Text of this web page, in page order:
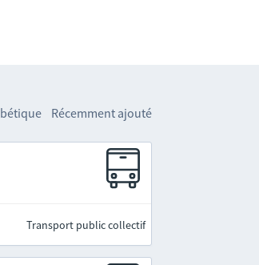
Récemment ajouté
Transport public collectif